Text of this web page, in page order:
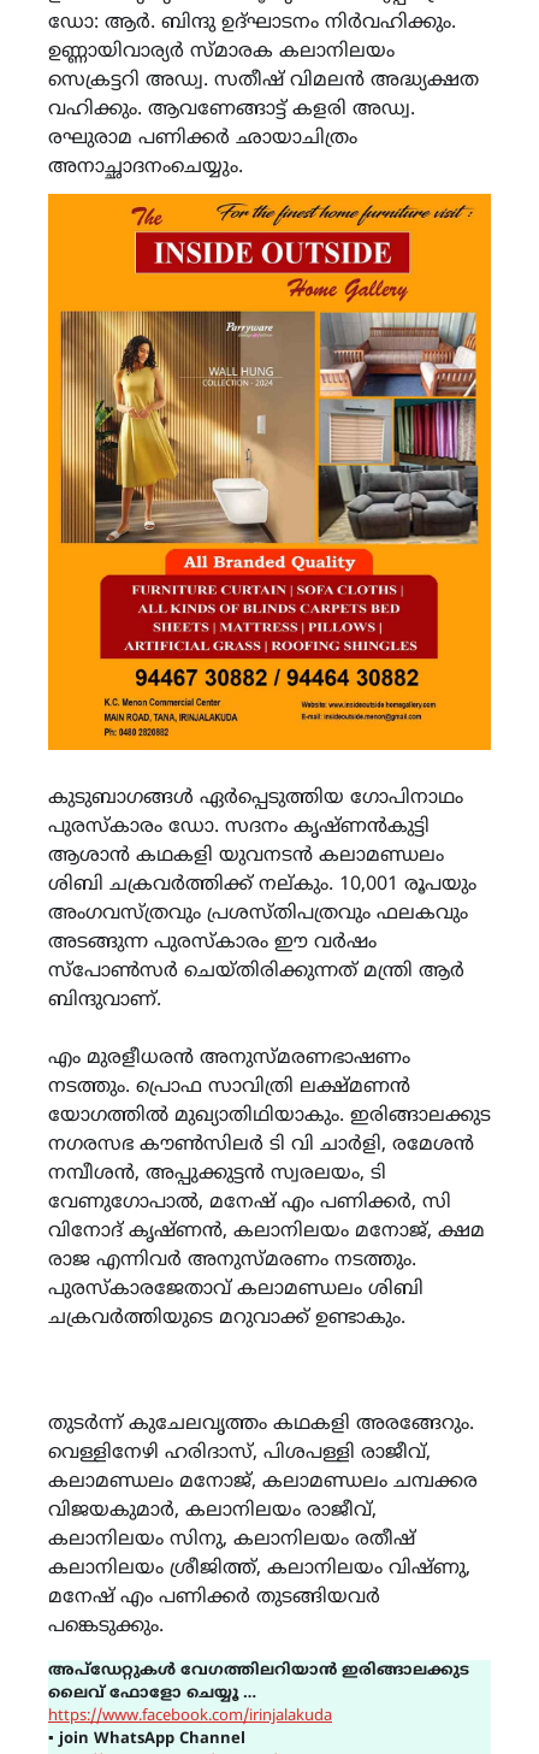
ഡോ: ആർ. ബിന്ദു ഉദ്ഘാടനം നിർവഹിക്കും.
ഉണ്ണായിവാര്യർ സ്മാരക കലാനിലയം
സെക്രട്ടറി അഡ്വ. സതീഷ് വിമലൻ അദ്ധ്യക്ഷത
വഹിക്കും. ആവണേങ്ങാട്ട് കളരി അഡ്വ.
രഘുരാമ പണിക്കർ ഛായാചിത്രം
അനാച്ഛാദനംചെയ്യും.
കുടുബാഗങ്ങൾ ഏർപ്പെടുത്തിയ ഗോപിനാഥം
പുരസ്കാരം ഡോ. സദനം കൃഷ്ണൻകുട്ടി
ആശാൻ കഥകളി യുവനടൻ കലാമണ്ഡലം
ശിബി ചക്രവർത്തിക്ക് നല്കും. 10,001 രൂപയും
അംഗവസ്ത്രവും പ്രശസ്തിപത്രവും ഫലകവും
അടങ്ങുന്ന പുരസ്കാരം ഈ വർഷം
സ്പോൺസർ ചെയ്തിരിക്കുന്നത് മന്ത്രി ആർ
ബിന്ദുവാണ്.
എം മുരളീധരൻ അനുസ്മരണഭാഷണം
നടത്തും. പ്രൊഫ സാവിത്രി ലക്ഷ്മണൻ
യോഗത്തിൽ മുഖ്യാതിഥിയാകും. ഇരിങ്ങാലക്കുട
നഗരസഭ കൗൺസിലർ ടി വി ചാർളി, രമേശൻ
നമ്പീശൻ, അപ്പുക്കുട്ടൻ സ്വരലയം, ടി
വേണുഗോപാൽ, മനേഷ് എം പണിക്കർ, സി
വിനോദ് കൃഷ്ണൻ, കലാനിലയം മനോജ്, ക്ഷമ
രാജ എന്നിവർ അനുസ്മരണം നടത്തും.
പുരസ്കാരജേതാവ് കലാമണ്ഡലം ശിബി
ചക്രവർത്തിയുടെ മറുവാക്ക് ഉണ്ടാകും.
തുടർന്ന് കുചേലവൃത്തം കഥകളി അരങ്ങേറും.
വെള്ളിനേഴി ഹരിദാസ്, പിശപള്ളി രാജീവ്,
കലാമണ്ഡലം മനോജ്, കലാമണ്ഡലം ചമ്പക്കര
വിജയകുമാർ, കലാനിലയം രാജീവ്,
കലാനിലയം സിനു, കലാനിലയം രതീഷ്
കലാനിലയം ശ്രീജിത്ത്, കലാനിലയം വിഷ്ണു,
മനേഷ് എം പണിക്കർ തുടങ്ങിയവർ
പങ്കെടുക്കും.
അപ്ഡേറ്റുകൾ വേഗത്തിലറിയാൻ ഇരിങ്ങാലക്കുട
ലൈവ് ഫോളോ ചെയ്യൂ …
https://www.facebook.com/irinjalakuda
▪ join WhatsApp Channel